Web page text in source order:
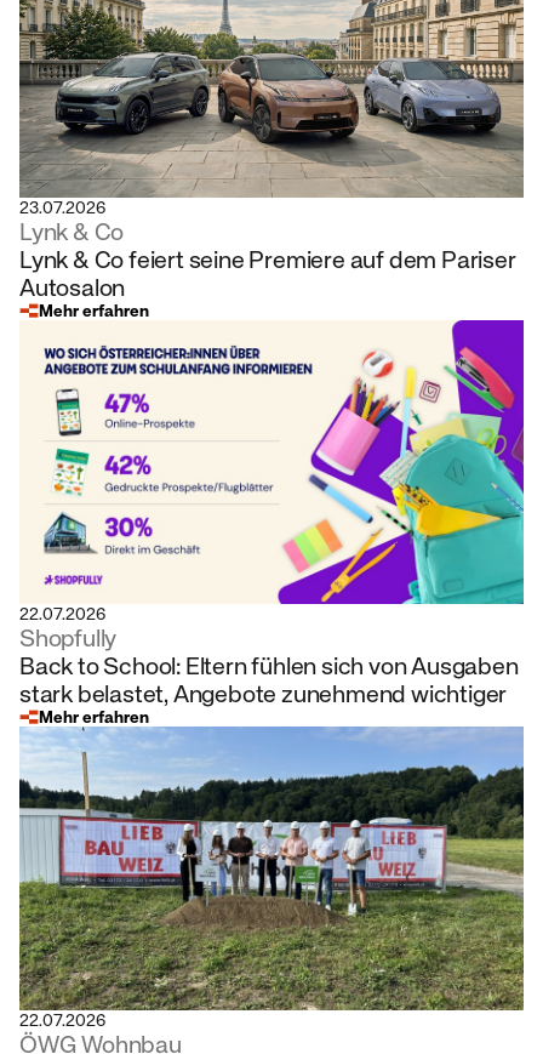
23.07.2026
Lynk & Co
Lynk & Co feiert seine Premiere auf dem Pariser
Autosalon
Mehr erfahren
22.07.2026
Shopfully
Back to School: Eltern fühlen sich von Ausgaben
stark belastet, Angebote zunehmend wichtiger
Mehr erfahren
22.07.2026
ÖWG Wohnbau